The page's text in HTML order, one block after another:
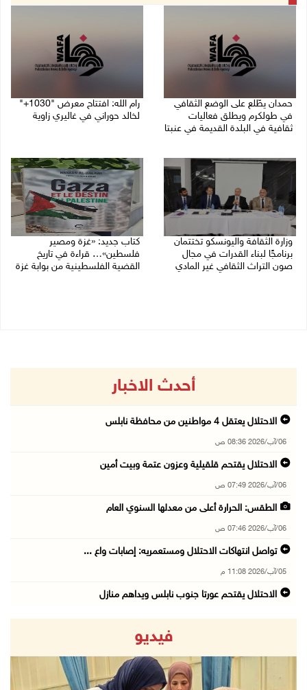
حمدان يطّلع على الوضع الثقافي
في طولكرم ويطلق فعاليات
ثقافية في البلدة القديمة في عنبتا
رام الله: افتتاح معرض "1030+"
لخالد حوراني في غاليري زاوية
وزارة الثقافة واليونسكو تختتمان
برنامجًا لبناء القدرات في مجال
صون التراث الثقافي غير المادي
كتاب جديد: «غزة ومصير
فلسطين»… قراءة في تاريخ
القضية الفلسطينية من بوابة غزة
أحدث الاخبار
الاحتلال يعتقل 4 مواطنين من محافظة نابلس
06/آب/2026 08:36 ص
الاحتلال يقتحم قلقيلية وعزون عتمة وبيت أمين
06/آب/2026 07:49 ص
الطقس: الحرارة أعلى من معدلها السنوي العام
06/آب/2026 07:46 ص
تواصل انتهاكات الاحتلال ومستعمريه: إصابات واع ...
05/آب/2026 11:08 م
الاحتلال يقتحم عورتا جنوب نابلس ويداهم منازل
إصابات وإحراق مساكن في هجوم للمستعمرين على ال ...
05/آب/2026 10:59 م
فيديو